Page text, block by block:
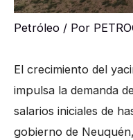
Petróleo / Por
El crecimiento del
impulsa la demanda
salarios iniciales de
gobierno de